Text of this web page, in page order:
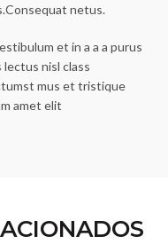
netus.
et in a a a purus
nisl class
mus et tristique
amet elit